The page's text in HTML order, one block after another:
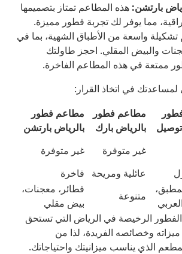
بارتشن: هذه المطاعم تمتاز بتصميمها
مما يوفر لك تجربة فطور مميزة.
واسعة من الأطباق الشهية، بما في
والبيض المقلي. احجز طاولتك
ممتعة في هذه المطاعم الفاخرة.
لمساعدتك في اتخاذ القرار:
مطاعم فطور
بالرياض بارك
مطاعم فطور
بالرياض بارتشن
غير متوفرة
غير متوفرة
عائلية ومريحة
فاخرة
متنوعة
فطائر، معجنات،
بيض مقلي
الرخيصة في الرياض التي تستحق
وخصائصه الفريدة، لذا من
الذي يناسب ميزانيتك واحتياجاتك.